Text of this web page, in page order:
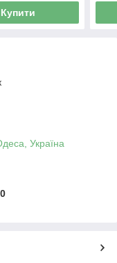
Купити
Україна